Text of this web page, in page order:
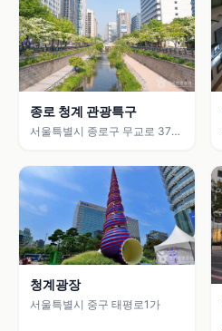
종로 청계 관광특구
서울특별시 종로구 무교로 37
청계광장
서울특별시 중구 태평로1가